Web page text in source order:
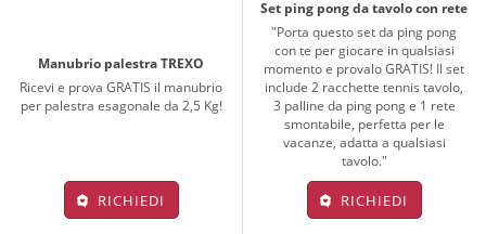
Manubrio palestra TREXO
Ricevi e prova GRATIS il manubrio
per palestra esagonale da 2,5 Kg!
RICHIEDI
Set ping pong da tavolo con rete
"Porta questo set da ping pong
con te per giocare in qualsiasi
momento e provalo GRATIS! Il set
include 2 racchette tennis tavolo,
3 palline da ping pong e 1 rete
smontabile, perfetta per le
vacanze, adatta a qualsiasi
tavolo."
RICHIEDI